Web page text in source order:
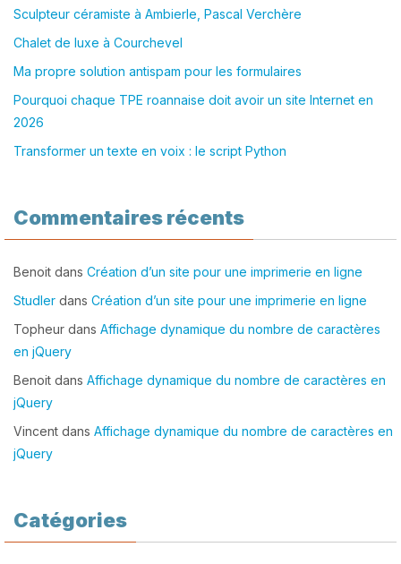
Sculpteur céramiste à Ambierle, Pascal Verchère
Chalet de luxe à Courchevel
Ma propre solution antispam pour les formulaires
Pourquoi chaque TPE roannaise doit avoir un site Internet en
2026
Transformer un texte en voix : le script Python
Commentaires récents
Benoit dans Création d’un site pour une imprimerie en ligne
Studler dans Création d’un site pour une imprimerie en ligne
Topheur dans Affichage dynamique du nombre de caractères
en jQuery
Benoit dans Affichage dynamique du nombre de caractères en
jQuery
Vincent dans Affichage dynamique du nombre de caractères en
jQuery
Catégories